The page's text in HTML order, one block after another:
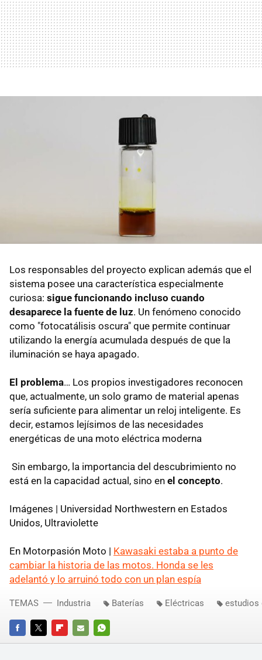
Los responsables del proyecto explican además que el
sistema posee una característica especialmente
curiosa: sigue funcionando incluso cuando
desaparece la fuente de luz. Un fenómeno conocido
como "fotocatálisis oscura" que permite continuar
utilizando la energía acumulada después de que la
iluminación se haya apagado.
El problema… Los propios investigadores reconocen
que, actualmente, un solo gramo de material apenas
sería suficiente para alimentar un reloj inteligente. Es
decir, estamos lejísimos de las necesidades
energéticas de una moto eléctrica moderna
Sin embargo, la importancia del descubrimiento no
está en la capacidad actual, sino en el concepto.
Imágenes | Universidad Northwestern en Estados
Unidos, Ultraviolette
En Motorpasión Moto | Kawasaki estaba a punto de
cambiar la historia de las motos. Honda se les
adelantó y lo arruinó todo con un plan espía
FACEBOOKTWITTERFLIPBOARD
E-
WHATSAPP
TEMAS Industria Baterías Eléctricas estudios